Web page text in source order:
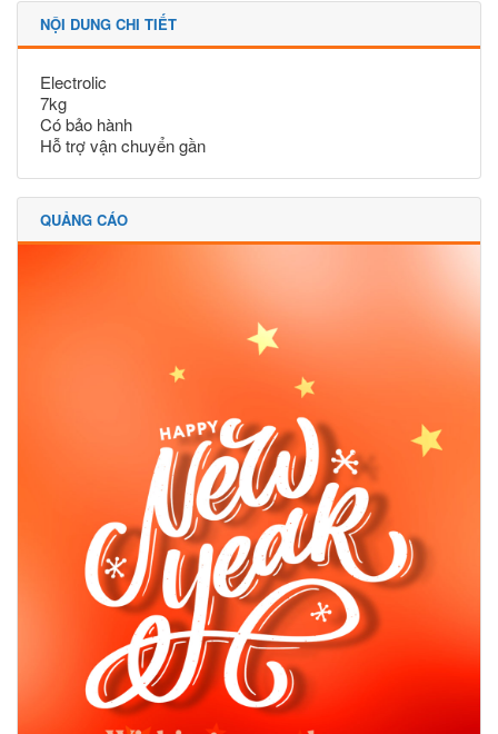
NỘI DUNG CHI TIẾT
Electrolic
7kg
Có bảo hành
Hỗ trợ vận chuyển gần
QUẢNG CÁO